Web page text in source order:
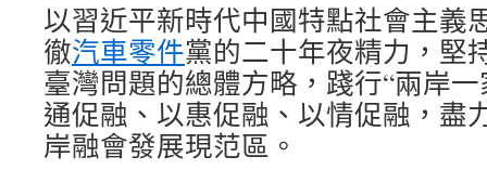
以習近平新時代中國特點社會主義
徹汽車零件黨的二十年夜精力，堅
臺灣問題的總體方略，踐行“兩岸
通促融、以惠促融、以情促融，盡
岸融會發展現范區。